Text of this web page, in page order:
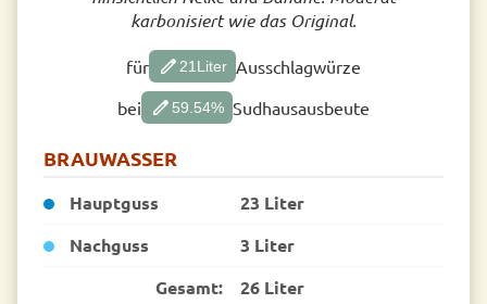
karbonisiert wie das Original.
für edit21Liter Ausschlagwürze
bei edit 59.54% Sudhausausbeute
BRAUWASSER
Hauptguss
23 Liter
Nachguss
3 Liter
Gesamt:
26 Liter